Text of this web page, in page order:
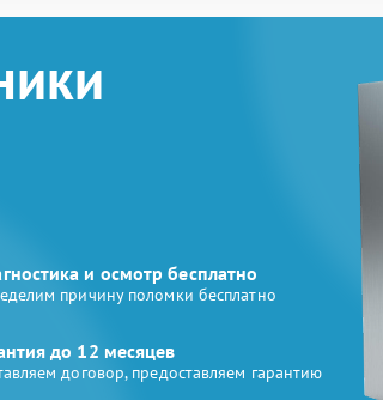
и осмотр бесплатно
причину поломки бесплатно
до 12 месяцев
договор, предоставляем гарантию